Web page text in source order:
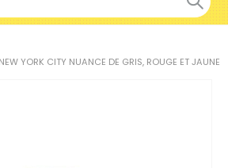
YORK CITY NUANCE DE GRIS, ROUGE ET JAUNE